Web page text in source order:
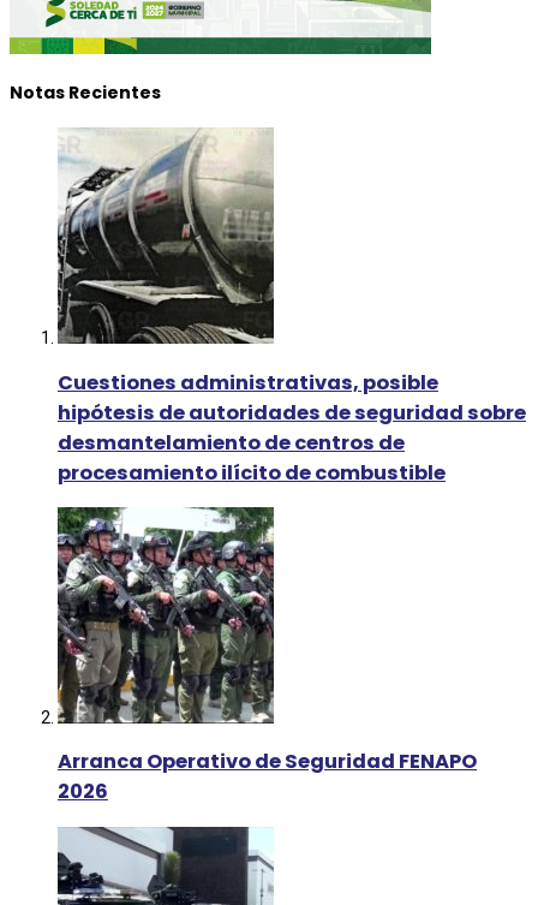
Notas Recientes
Cuestiones administrativas, posible
hipótesis de autoridades de seguridad sobre
desmantelamiento de centros de
procesamiento ilícito de combustible
Arranca Operativo de Seguridad FENAPO
2026